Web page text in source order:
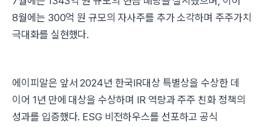
8월에는 300억 원 규모의 자사주를 추가 소각하며 주주가치
극대화를 실현했다.
에이피알은 앞서 2024년 한국IR대상 특별상을 수상한 데
이어 1년 만에 대상을 수상하며 IR 역량과 주주 친화 정책의
성과를 입증했다. ESG 비전하우스를 선포하고 공식